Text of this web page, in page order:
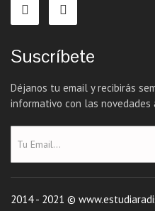
Suscríbete
Déjanos tu email y recibirás
informativo con las novedades
2014 - 2021 ©